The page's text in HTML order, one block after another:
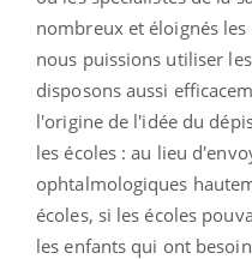
nombreux et éloignés
nous puissions utiliser
disposons aussi
l'origine de l'idée du
les écoles : au lieu
ophtalmologiques
écoles, si les écoles
les enfants qui ont